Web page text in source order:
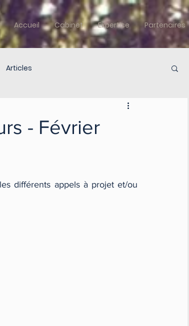
Accueil Cabinet Expertise Partenaires
Articles
- Février
différents appels à projet et/ou